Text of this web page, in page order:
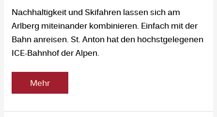
Nachhaltigkeit und Skifahren lassen sich am
Arlberg miteinander kombinieren. Einfach mit der
Bahn anreisen. St. Anton hat den höchstgelegenen
ICE-Bahnhof der Alpen.
Mehr